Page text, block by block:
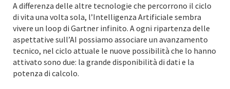
A differenza delle altre tecnologie che percorrono il ciclo
di vita una volta sola, l’Intelligenza Artificiale sembra
vivere un loop di Gartner infinito. A ogni ripartenza delle
aspettative sull’AI possiamo associare un avanzamento
tecnico, nel ciclo attuale le nuove possibilità che lo hanno
attivato sono due: la grande disponibilità di dati e la
potenza di calcolo.